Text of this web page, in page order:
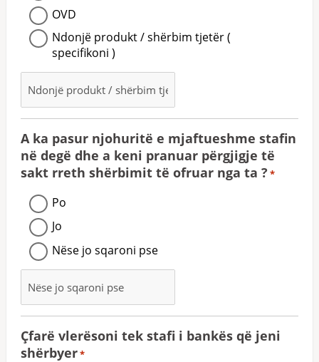
OVD
Ndonjë produkt / shërbim tjetër (
specifikoni )
A ka pasur njohuritë e mjaftueshme stafin
në degë dhe a keni pranuar përgjigje të
sakt rreth shërbimit të ofruar nga ta ? *
Po
Jo
Nëse jo sqaroni pse
Çfarë vlerësoni tek stafi i bankës që jeni
shërbyer*